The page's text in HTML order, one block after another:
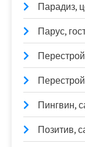
Парадиз,
Парус,
Пингвин,
Позитив,